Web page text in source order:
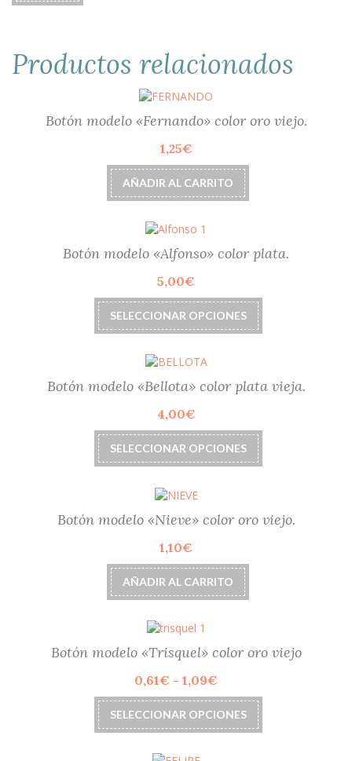
Productos relacionados
Botón modelo «Fernando» color oro viejo.
1,25€
AÑADIR AL CARRITO
Botón modelo «Alfonso» color plata.
5,00€
SELECCIONAR OPCIONES
Este
producto
tiene
Las
opciones
pueden
elegir
en
producto
Botón modelo «Bellota» color plata vieja.
4,00€
SELECCIONAR OPCIONES
Este
producto
tiene
Las
opciones
producto
Botón modelo «Nieve» color oro viejo.
1,10€
AÑADIR AL CARRITO
Botón modelo «Trisquel» color oro viejo
0,61€ - 1,09€
de
precios:
desde
SELECCIONAR OPCIONES
Este
producto
tiene